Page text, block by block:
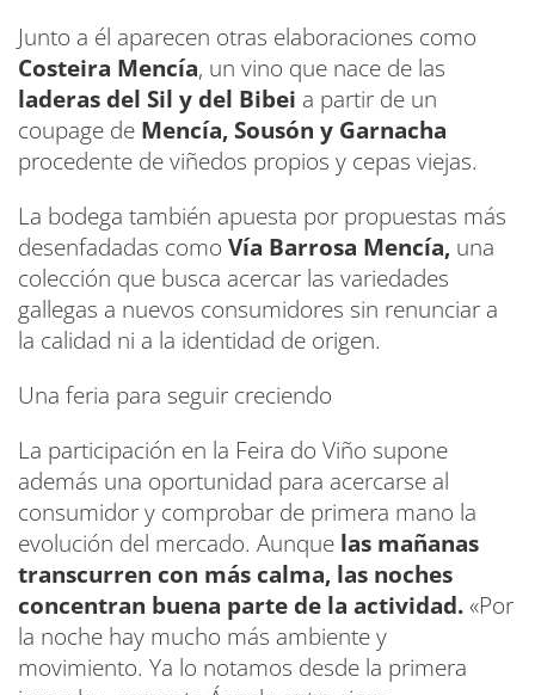
Junto a él aparecen otras elaboraciones como
Costeira Mencía, un vino que nace de las
laderas del Sil y del Bibei a partir de un
coupage de Mencía, Sousón y Garnacha
procedente de viñedos propios y cepas viejas.
La bodega también apuesta por propuestas más
desenfadadas como Vía Barrosa Mencía, una
colección que busca acercar las variedades
gallegas a nuevos consumidores sin renunciar a
la calidad ni a la identidad de origen.
Una feria para seguir creciendo
La participación en la Feira do Viño supone
además una oportunidad para acercarse al
consumidor y comprobar de primera mano la
evolución del mercado. Aunque las mañanas
transcurren con más calma, las noches
concentran buena parte de la actividad.«Por
la noche hay mucho más ambiente y
movimiento. Ya lo notamos desde la primera